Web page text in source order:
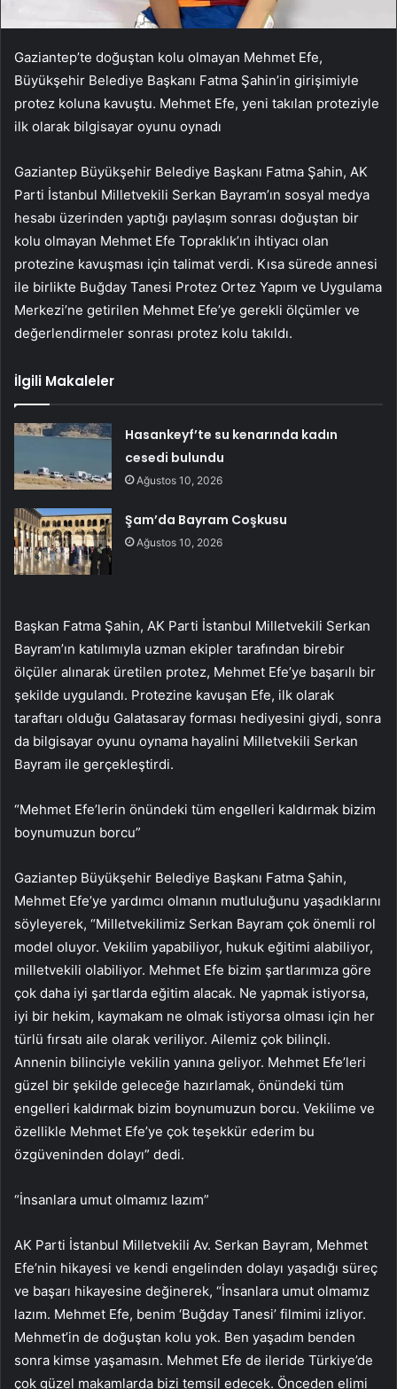
Gaziantep’te doğuştan kolu olmayan Mehmet Efe,
Büyükşehir Belediye Başkanı Fatma Şahin’in girişimiyle
protez koluna kavuştu. Mehmet Efe, yeni takılan proteziyle
ilk olarak bilgisayar oyunu oynadı
Gaziantep Büyükşehir Belediye Başkanı Fatma Şahin, AK
Parti İstanbul Milletvekili Serkan Bayram’ın sosyal medya
hesabı üzerinden yaptığı paylaşım sonrası doğuştan bir
kolu olmayan Mehmet Efe Topraklık’ın ihtiyacı olan
protezine kavuşması için talimat verdi. Kısa sürede annesi
ile birlikte Buğday Tanesi Protez Ortez Yapım ve Uygulama
Merkezi’ne getirilen Mehmet Efe’ye gerekli ölçümler ve
değerlendirmeler sonrası protez kolu takıldı.
İlgili Makaleler
Hasankeyf’te su kenarında kadın
cesedi bulundu
Ağustos 10, 2026
Şam’da Bayram Coşkusu
Ağustos 10, 2026
Başkan Fatma Şahin, AK Parti İstanbul Milletvekili Serkan
Bayram’ın katılımıyla uzman ekipler tarafından birebir
ölçüler alınarak üretilen protez, Mehmet Efe’ye başarılı bir
şekilde uygulandı. Protezine kavuşan Efe, ilk olarak
taraftarı olduğu Galatasaray forması hediyesini giydi, sonra
da bilgisayar oyunu oynama hayalini Milletvekili Serkan
Bayram ile gerçekleştirdi.
“Mehmet Efe’lerin önündeki tüm engelleri kaldırmak bizim
boynumuzun borcu”
Gaziantep Büyükşehir Belediye Başkanı Fatma Şahin,
Mehmet Efe’ye yardımcı olmanın mutluluğunu yaşadıklarını
söyleyerek, “Milletvekilimiz Serkan Bayram çok önemli rol
model oluyor. Vekilim yapabiliyor, hukuk eğitimi alabiliyor,
milletvekili olabiliyor. Mehmet Efe bizim şartlarımıza göre
çok daha iyi şartlarda eğitim alacak. Ne yapmak istiyorsa,
iyi bir hekim, kaymakam ne olmak istiyorsa olması için her
türlü fırsatı aile olarak veriliyor. Ailemiz çok bilinçli.
Annenin bilinciyle vekilin yanına geliyor. Mehmet Efe’leri
güzel bir şekilde geleceğe hazırlamak, önündeki tüm
engelleri kaldırmak bizim boynumuzun borcu. Vekilime ve
özellikle Mehmet Efe’ye çok teşekkür ederim bu
özgüveninden dolayı” dedi.
“İnsanlara umut olmamız lazım”
AK Parti İstanbul Milletvekili Av. Serkan Bayram, Mehmet
Efe’nin hikayesi ve kendi engelinden dolayı yaşadığı süreç
ve başarı hikayesine değinerek, “İnsanlara umut olmamız
lazım. Mehmet Efe, benim ‘Buğday Tanesi’ filmimi izliyor.
Mehmet’in de doğuştan kolu yok. Ben yaşadım benden
sonra kimse yaşamasın. Mehmet Efe de ileride Türkiye’de
çok güzel makamlarda bizi temsil edecek. Önceden elimi